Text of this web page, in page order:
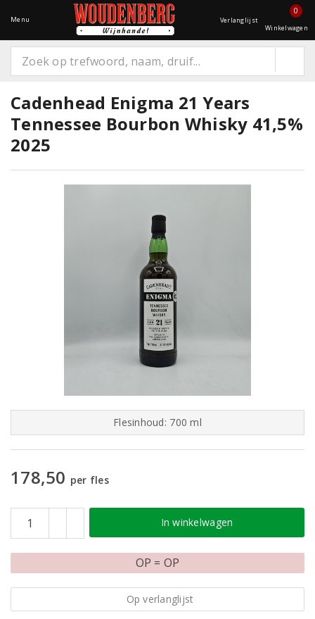
Menu Verlanglijst
0
Winkelwagen
Cadenhead Enigma 21 Years
Tennessee Bourbon Whisky 41,5%
2025
Flesinhoud: 700 ml
178,50 per fles
In winkelwagen
OP = OP
Op verlanglijst